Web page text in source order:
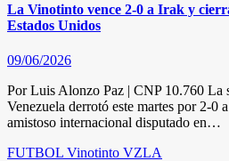
La Vinotinto vence 2-0 a Irak y
Estados Unidos
09/06/2026
Por Luis Alonzo Paz | CNP 10.760 La
Venezuela derrotó este martes por 2-0
amistoso internacional disputado en…
FUTBOL Vinotinto VZLA